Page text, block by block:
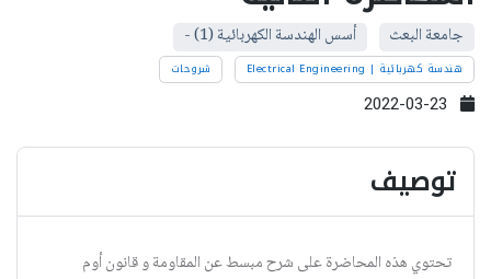
جامعة البعث أسس الهندسة الكهربائية (1) -
هندسة كهربائية | Electrical Engineering شروحات
توصيف
تحتوي هذه المحاضرة على شرح مبسط عن المقاومة و قانون أوم